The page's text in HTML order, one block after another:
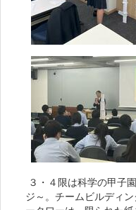
３・４限は科学の甲子
ジ～。チームビルディ